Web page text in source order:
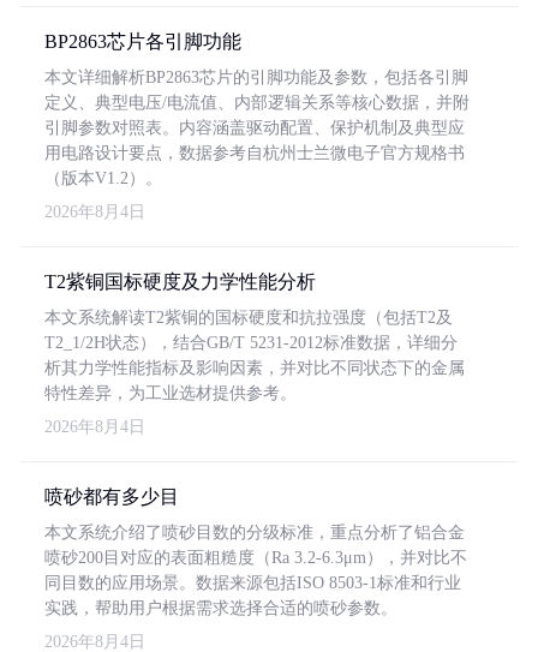
BP2863芯片各引脚功能
本文详细解析BP2863芯片的引脚功能及参数，包括各引脚
定义、典型电压/电流值、内部逻辑关系等核心数据，并附
引脚参数对照表。内容涵盖驱动配置、保护机制及典型应
用电路设计要点，数据参考自杭州士兰微电子官方规格书
（版本V1.2）。
2026年8月4日
T2紫铜国标硬度及力学性能分析
本文系统解读T2紫铜的国标硬度和抗拉强度（包括T2及
T2_1/2H状态），结合GB/T 5231-2012标准数据，详细分
析其力学性能指标及影响因素，并对比不同状态下的金属
特性差异，为工业选材提供参考。
2026年8月4日
喷砂都有多少目
本文系统介绍了喷砂目数的分级标准，重点分析了铝合金
喷砂200目对应的表面粗糙度（Ra 3.2-6.3μm），并对比不
同目数的应用场景。数据来源包括ISO 8503-1标准和行业
实践，帮助用户根据需求选择合适的喷砂参数。
2026年8月4日